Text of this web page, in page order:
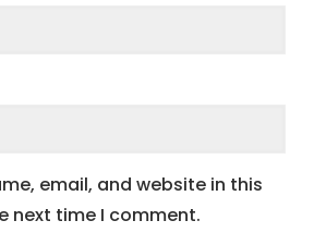
email, and website in this
next time I comment.